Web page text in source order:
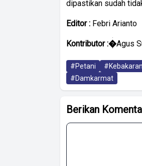
dipastikan sudah
Editor : Febri Arianto
Kontributor :�Agus
#Petani #Kebakaran
#Damkarmat
Berikan